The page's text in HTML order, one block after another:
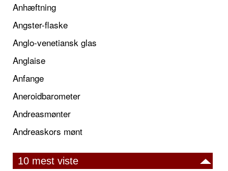
Anhæftning
Angster-flaske
Anglo-venetiansk glas
Anglaise
Anfange
Aneroidbarometer
Andreasmønter
Andreaskors mønt
10 mest viste